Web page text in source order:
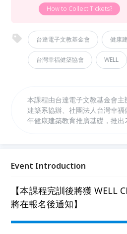
How to Collect Tickets?
台達電子文教基金會 健康
台灣幸福健築協會 WELL
本課程由台達電子文教基金會
建築系協辦、社團法人台灣幸
年健康建築教育推廣基礎，推
金融等議題，協助建築、設計、
Event Introduction
【本課程完訓後將獲 WELL
將在報名後通知】